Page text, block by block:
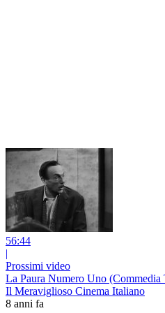
56:44
|
Prossimi video
La Paura Numero Uno
Il Meraviglioso Cinema Italiano
8 anni fa